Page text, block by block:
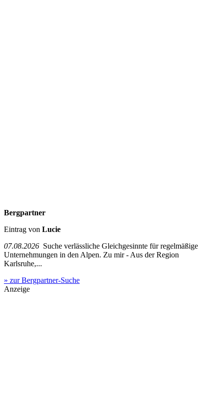
Bergpartner
Eintrag von Lucie
07.08.2026 Suche verlässliche Gleichgesinnte für regelmäßige
Unternehmungen in den Alpen. Zu mir - Aus der Region
Karlsruhe,...
» zur Bergpartner-Suche
Anzeige